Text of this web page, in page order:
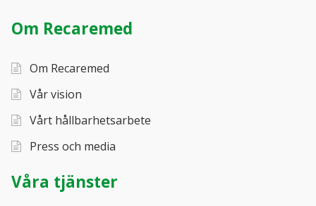
Alla produkter
KATEGORIER
Tillbehör transportboxar
INFORMATION
Kategorier: Recarebox,Tillbehör Recarebox
Om Recaremed
Om Recaremed
Vår vision
Vårt hållbarhetsarbete
Press och media
Våra tjänster